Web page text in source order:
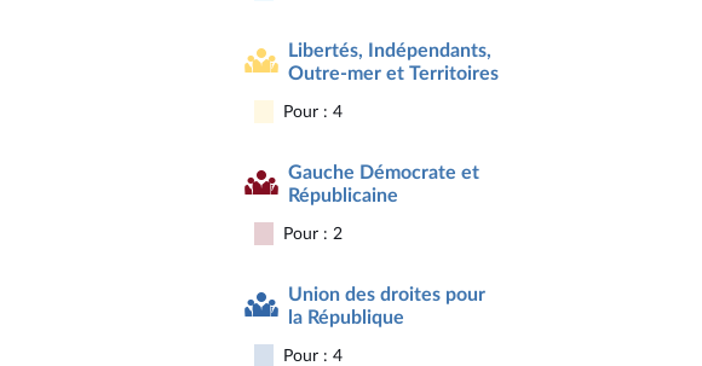
Libertés, Indépendants,
Outre-mer et Territoires
Pour : 4
Gauche Démocrate et
Républicaine
Pour : 2
Union des droites pour
la République
Pour : 4